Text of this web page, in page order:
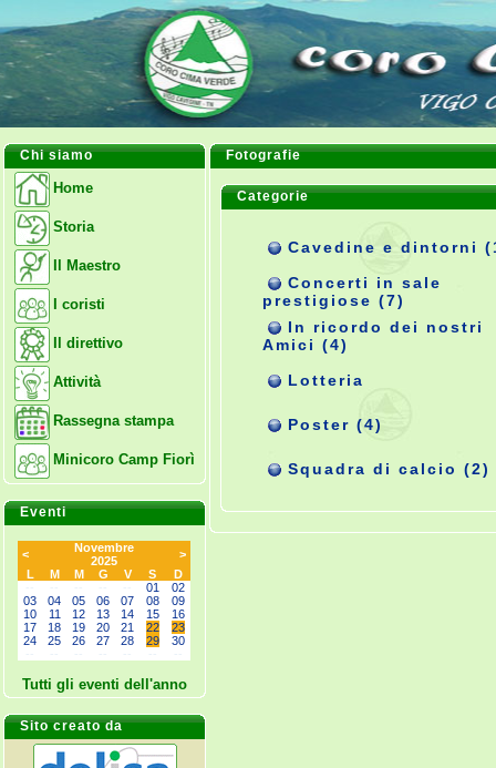
Chi siamo
Home
Storia
Il Maestro
I coristi
Il direttivo
Attività
Rassegna stampa
Minicoro Camp Fiorì
Eventi
<
Novembre
2025
>
L
M M G V S
D
01
02
03
04 05 06 07 08
09
10
11 12 13 14 15
16
17
18 19 20 21 22
23
24
25 26 27 28 29
30
Tutti gli eventi dell'anno
Sito creato da
Fotografie
Categorie
Cavedine e dintorni
Concerti in sale
prestigiose (7)
In ricordo dei nostri
Amici (4)
Lotteria
Poster (4)
Squadra di calcio (2)